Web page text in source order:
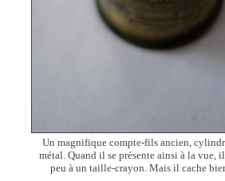
Un magnifique compte-fils ancien,
métal. Quand il se présente ainsi à la vue,
peu à un taille-crayon. Mais il cache